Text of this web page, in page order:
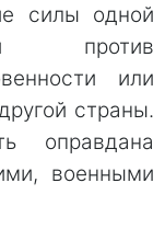
силы одной
против
или
страны.
оправдана
военными